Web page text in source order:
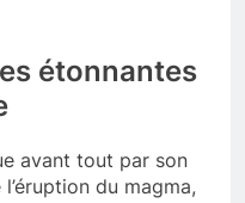
étonnantes
avant tout par son
l’éruption du magma,